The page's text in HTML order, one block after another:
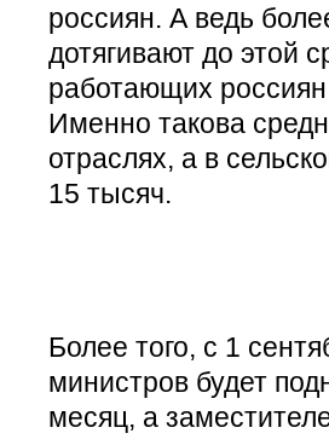
россиян. А ведь
дотягивают до этой
работающих
Именно такова
отраслях, а в
15 тысяч.
Более того, с 1
министров будет
месяц, а